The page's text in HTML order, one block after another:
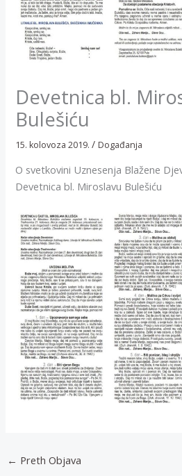
Devetnica bl.
Bulešiću
15. kolovoza 2019./ Događanja
O svetkovini Uznesenja Blažene
Devetnica bl. Miroslavu Bulešiću
← Preth Objava